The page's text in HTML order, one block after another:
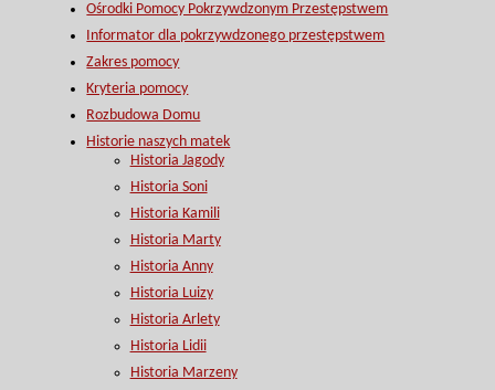
Ośrodki Pomocy Pokrzywdzonym Przestępstwem
Informator dla pokrzywdzonego przestępstwem
Zakres pomocy
Kryteria pomocy
Rozbudowa Domu
Historie naszych matek
Historia Jagody
Historia Soni
Historia Kamili
Historia Marty
Historia Anny
Historia Luizy
Historia Arlety
Historia Lidii
Historia Marzeny